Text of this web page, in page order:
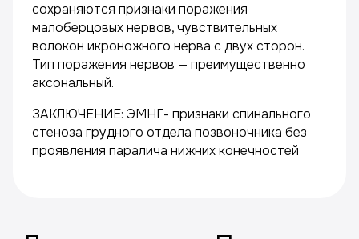
сохраняются признаки поражения
малоберцовых нервов, чувствительных
волокон икроножного нерва с двух сторон.
Тип поражения нервов — преимущественно
аксональный.
ЗАКЛЮЧЕНИЕ: ЭМНГ- признаки спинального
стеноза грудного отдела позвоночника без
проявления паралича нижних конечностей